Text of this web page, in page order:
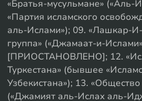
«Братья-мусульмане» («Аль-
«Партия исламского
аль-Ислами»); 09. «Лашкар-
группа» («Джамаат-и-
[ПРИОСТАНОВЛЕНО]; 12.
Туркестана» (бывшее
Узбекистана»); 13.
(«Джамият аль-Ислах аль-